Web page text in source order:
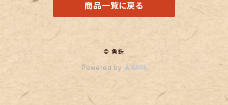
商品一覧に戻る
© 魚鉄
Powered by